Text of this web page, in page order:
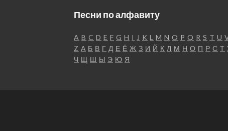
Песни по алфавиту
A B C D E F G H I J K L M N O P Q R S T U
Z А Б В Г Д Е Ё Ж З И Й К Л М Н О П Р С Т
Ч Щ Ш Ы Э Ю Я